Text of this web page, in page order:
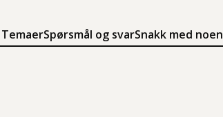
Spørsmål og svarSnakk med noen